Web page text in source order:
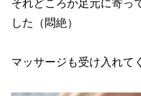
それどころか足元に寄っ
した（悶絶）
マッサージも受け入れて